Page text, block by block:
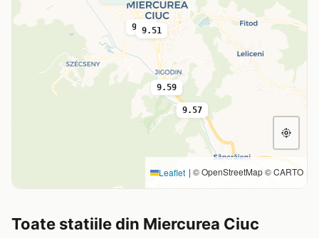
9.51
9.57
9.57
9.59
Leaflet | © OpenStreetMap © CARTO
Toate statiile din Miercurea Ciuc